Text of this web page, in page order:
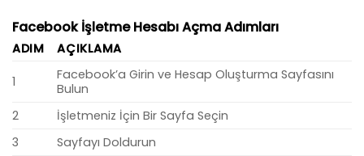
Facebook İşletme Hesabı Açma Adımları
ADIM AÇIKLAMA
1
Facebook’a Girin ve Hesap Oluşturma Sayfasını
Bulun
2
İşletmeniz İçin Bir Sayfa Seçin
3
Sayfayı Doldurun